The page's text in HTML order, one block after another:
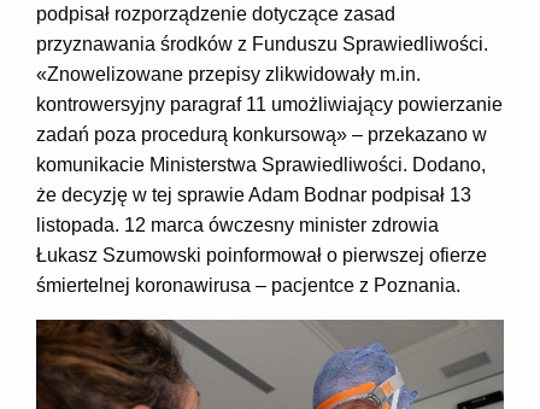
podpisał rozporządzenie dotyczące zasad
przyznawania środków z Funduszu Sprawiedliwości.
«Znowelizowane przepisy zlikwidowały m.in.
kontrowersyjny paragraf 11 umożliwiający powierzanie
zadań poza procedurą konkursową» – przekazano w
komunikacie Ministerstwa Sprawiedliwości. Dodano,
że decyzję w tej sprawie Adam Bodnar podpisał 13
listopada. 12 marca ówczesny minister zdrowia
Łukasz Szumowski poinformował o pierwszej ofierze
śmiertelnej koronawirusa – pacjentce z Poznania.